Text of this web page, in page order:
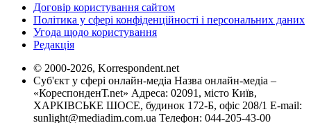
Договір користування сайтом
Політика у сфері конфіденційності і персональних даних
Угода щодо користування
Редакція
© 2000-2026, Korrespondent.net
Суб'єкт у сфері онлайн-медіа Назва онлайн-медіа –
«КореспонденТ.net» Адреса: 02091, місто Київ,
ХАРКІВСЬКЕ ШОСЕ, будинок 172-Б, офіс 208/1 E-mail:
sunlight@mediadim.com.ua Телефон: 044-205-43-00